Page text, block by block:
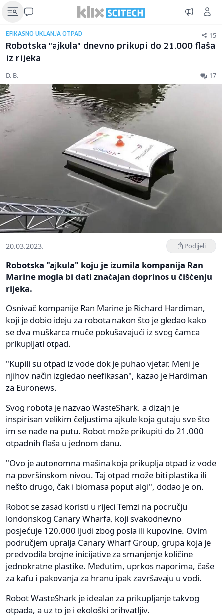
EFIKASNO UKLANJA OTPAD 15
Robotska "ajkula" dnevno prikupi do 21.000 flaša
iz rijeka
D. B. 17
20.03.2023. Podijeli
Robotska "ajkula" koju je izumila kompanija Ran
Marine mogla bi dati značajan doprinos u čišćenju
rijeka.
Osnivač kompanije Ran Marine je Richard Hardiman,
koji je dobio ideju za robota nakon što je gledao kako
se dva muškarca muče pokušavajući iz svog čamca
prikupljati otpad.
"Kupili su otpad iz vode dok je puhao vjetar. Meni je
njihov način izgledao neefikasan", kazao je Hardiman
za Euronews.
Svog robota je nazvao WasteShark, a dizajn je
inspirisan velikim čeljustima ajkule koja gutaju sve što
im se nađe na putu. Robot može prikupiti do 21.000
otpadnih flaša u jednom danu.
"Ovo je autonomna mašina koja prikuplja otpad iz vode
na površinskom nivou. Taj otpad može biti plastika ili
nešto drugo, čak i biomasa poput algi", dodao je on.
Robot se zasad koristi u rijeci Temzi na području
londonskog Canary Wharfa, koji svakodnevno
posjećuje 120.000 ljudi zbog posla ili kupovine. Ovim
područjem upralja Canary Wharf Group, grupa koja je
predvodila brojne inicijative za smanjenje količine
jednokratne plastike. Međutim, uprkos naporima, čaše
za kafu i pakovanja za hranu ipak završavaju u vodi.
Robot WasteShark je idealan za prikupljanje takvog
otpada, a uz to je i ekološki prihvatljiv.